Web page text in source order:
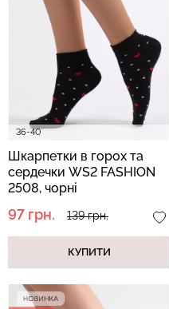
36-40
Шкарпетки в горох та
сердечки WS2 FASHION
2508, чорні
97 грн. 139 грн.
КУПИТИ